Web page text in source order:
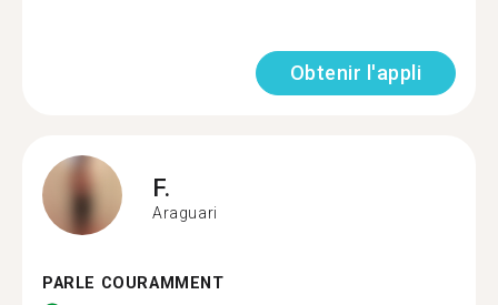
Obtenir l'appli
F.
Araguari
PARLE COURAMMENT